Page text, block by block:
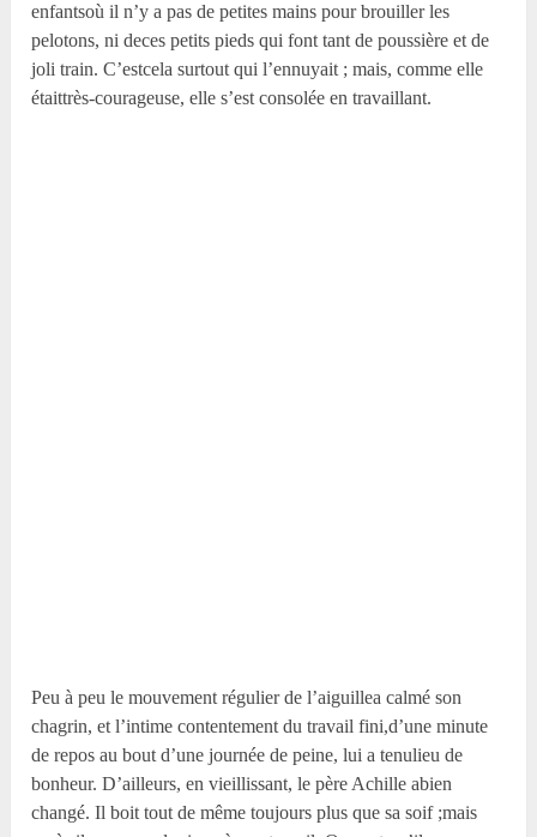
enfantsoù il n’y a pas de petites mains pour brouiller les
pelotons, ni deces petits pieds qui font tant de poussière et de
joli train. C’estcela surtout qui l’ennuyait ; mais, comme elle
étaittrès-courageuse, elle s’est consolée en travaillant.
Peu à peu le mouvement régulier de l’aiguillea calmé son
chagrin, et l’intime contentement du travail fini,d’une minute
de repos au bout d’une journée de peine, lui a tenulieu de
bonheur. D’ailleurs, en vieillissant, le père Achille abien
changé. Il boit tout de même toujours plus que sa soif ;mais